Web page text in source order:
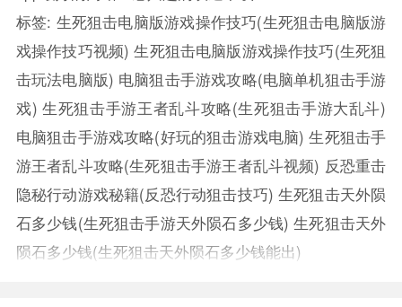
标签: 生死狙击电脑版游戏操作技巧(生死狙击电脑版游
戏操作技巧视频) 生死狙击电脑版游戏操作技巧(生死狙
击玩法电脑版) 电脑狙击手游戏攻略(电脑单机狙击手游
戏) 生死狙击手游王者乱斗攻略(生死狙击手游大乱斗)
电脑狙击手游戏攻略(好玩的狙击游戏电脑) 生死狙击手
游王者乱斗攻略(生死狙击手游王者乱斗视频) 反恐重击
隐秘行动游戏秘籍(反恐行动狙击技巧) 生死狙击天外陨
石多少钱(生死狙击手游天外陨石多少钱) 生死狙击天外
陨石多少钱(生死狙击天外陨石多少钱能出)